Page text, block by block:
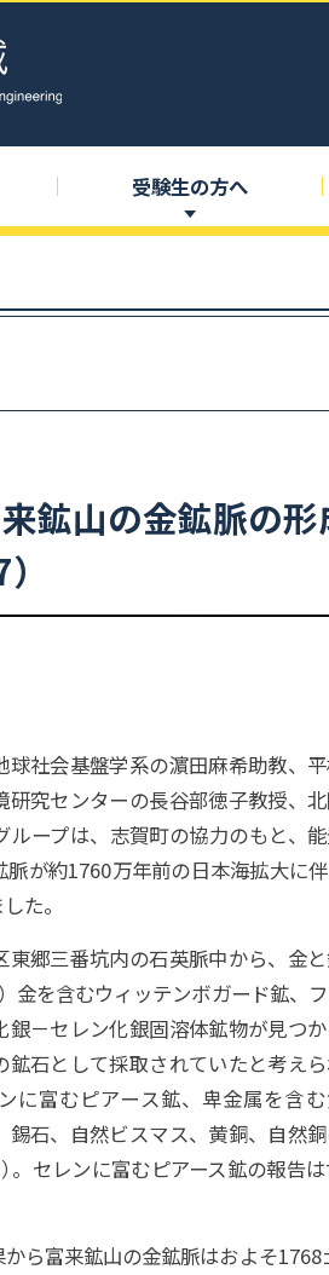
受験生の方へ
鉱山の金鉱脈の形
社会基盤学系の濵田麻希助教、
研究センターの長谷部徳子教授、
ループは、志賀町の協力のもと、
が約1760万年前の日本海拡大に
た。
郷三番坑内の石英脈中から、金
金を含むウィッテンボガード鉱、
－セレン化銀固溶体鉱物が見つ
石として採取されていたと考え
に富むピアース鉱、卑金属を含
錫石、自然ビスマス、黄銅、自然
） 。セレンに富むピアース鉱の報告
ら富来鉱山の金鉱脈はおよそ